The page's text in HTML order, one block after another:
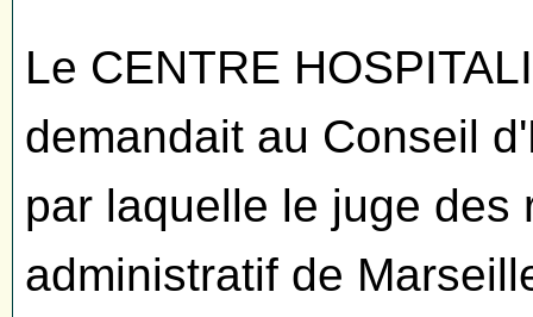
Le CENTRE
demandait au Conseil
par laquelle le juge des
administratif de